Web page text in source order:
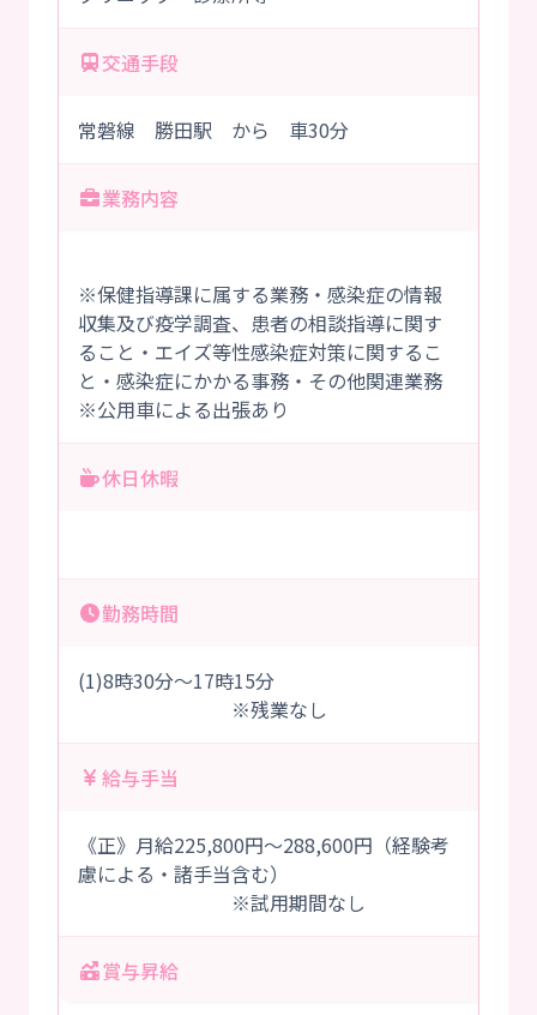
交通手段
常磐線 勝田駅 から 車30分
業務内容
※保健指導課に属する業務・感染症の情報
収集及び疫学調査、患者の相談指導に関す
ること・エイズ等性感染症対策に関するこ
と・感染症にかかる事務・その他関連業務
※公用車による出張あり
休日休暇
勤務時間
(1)8時30分～17時15分
※残業なし
給与手当
《正》月給225,800円～288,600円（経験考
慮による・諸手当含む）
※試用期間なし
賞与昇給